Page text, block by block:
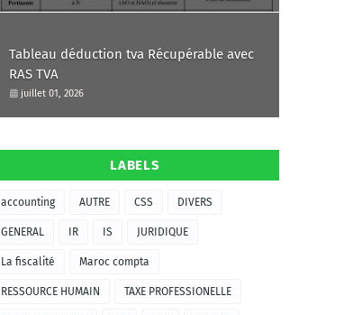
Tableau déduction tva Récupérable avec
RAS TVA
juillet 01, 2026
LABELS
accounting AUTRE CSS DIVERS
GENERAL IR IS JURIDIQUE
La fiscalité Maroc compta
RESSOURCE HUMAIN TAXE PROFESSIONELLE